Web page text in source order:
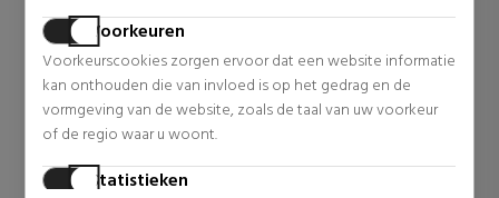
Voorkeuren
Voorkeurscookies zorgen ervoor dat een website informatie
kan onthouden die van invloed is op het gedrag en de
vormgeving van de website, zoals de taal van uw voorkeur
of de regio waar u woont.
Statistieken